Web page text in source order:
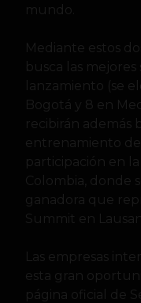
mundo.
Mediante estos
busca las
lanzamiento (se
Bogotá y 8 en
recibirán además
entrenamiento
participación en
Colombia, donde
ganadora que
Summit en
Las empresas
esta gran
página oficial de